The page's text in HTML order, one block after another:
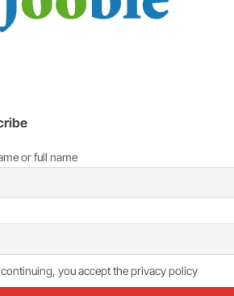
or full name
continuing, you accept the privacy policy